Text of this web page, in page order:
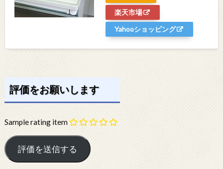
楽天市場
Yahooショッピング
評価をお願いします
Sample rating item